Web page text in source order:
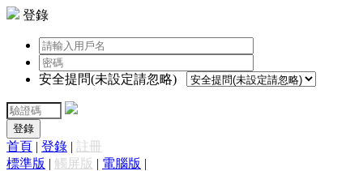
登錄
安全提問(未設定請忽略)
登錄
首頁 | 登錄 | 註冊
標準版 | 觸屏版 | 電腦版 |